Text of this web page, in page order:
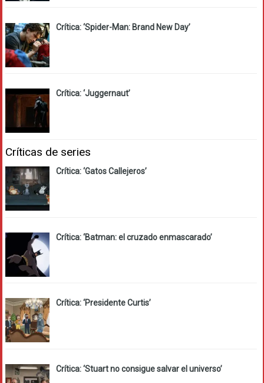
Crítica: ‘Spider-Man: Brand New Day’
Crítica: ‘Juggernaut’
Críticas de series
Crítica: ‘Gatos Callejeros’
Crítica: ‘Batman: el cruzado enmascarado’
Crítica: ‘Presidente Curtis’
Crítica: ‘Stuart no consigue salvar el universo’